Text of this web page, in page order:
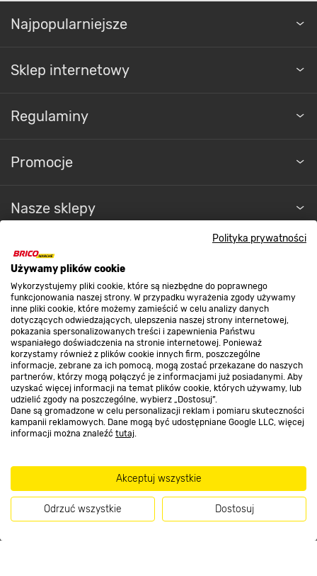
Polityka prywatności
Używamy plików cookie
Wykorzystujemy pliki cookie, które są niezbędne do poprawnego
funkcjonowania naszej strony. W przypadku wyrażenia zgody używamy
inne pliki cookie, które możemy zamieścić w celu analizy danych
dotyczących odwiedzających, ulepszenia naszej strony internetowej,
pokazania spersonalizowanych treści i zapewnienia Państwu
wspaniałego doświadczenia na stronie internetowej. Ponieważ
korzystamy również z plików cookie innych firm, poszczególne
informacje, zebrane za ich pomocą, mogą zostać przekazane do naszych
partnerów, którzy mogą połączyć je z informacjami już posiadanymi. Aby
uzyskać więcej informacji na temat plików cookie, których używamy, lub
udzielić zgody na poszczególne, wybierz „Dostosuj”.
Dane są gromadzone w celu personalizacji reklam i pomiaru skuteczności
kampanii reklamowych. Dane mogą być udostępniane Google LLC, więcej
informacji można znaleźć tutaj.
Akceptuj wszystkie
Odrzuć wszystkie Dostosuj
Najpopularniejsze
Sklep internetowy
Regulaminy
Promocje
Nasze sklepy
O nas
Kontakt do sklepu
Strefa biznesu
Dołącz do nas